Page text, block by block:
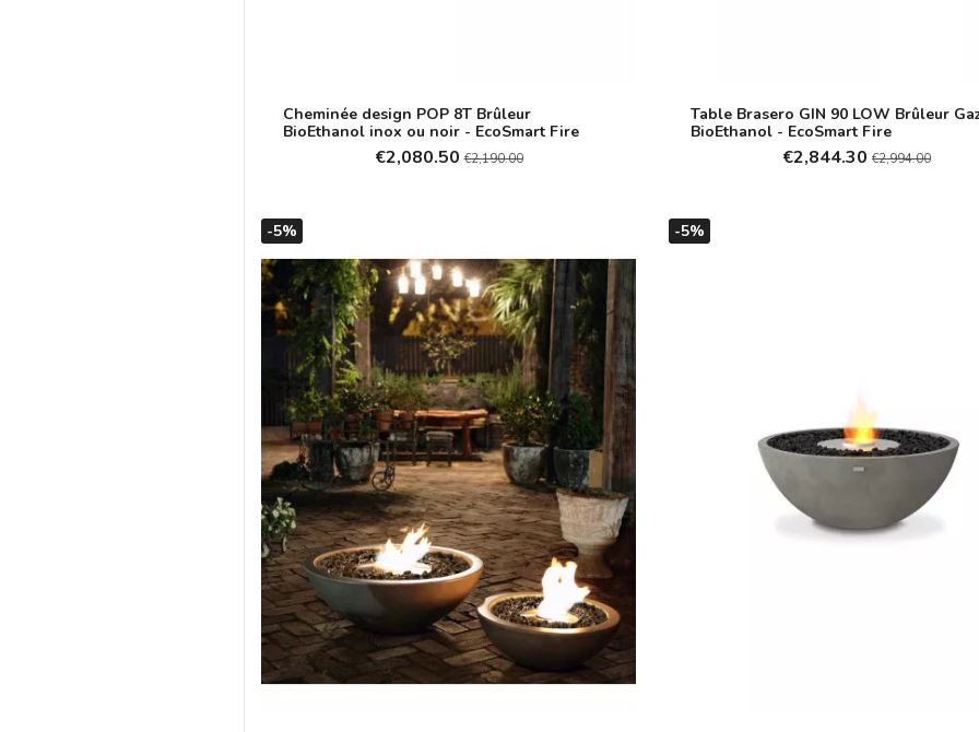
Cheminée design POP 8T Brûleur
BioEthanol inox ou noir - EcoSmart Fire
€2,080.50 €2,190.00
Table Brasero GIN 90 LOW Brûleur
BioEthanol - EcoSmart Fire
€2,844.30 €2,994.00
-5% -5%